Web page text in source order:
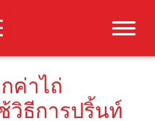
ค่าไถ่
วิธีการปริ้นท์